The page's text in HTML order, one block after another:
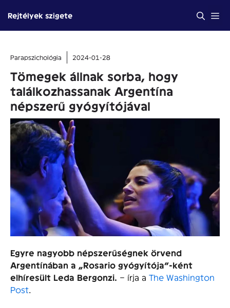
tartalomba
Rejtélyek szigete
Parapszichológia 2024-01-28
Tömegek állnak sorba, hogy
találkozhassanak Argentína
népszerű gyógyítójával
Egyre nagyobb népszerűségnek örvend
Argentínában a „Rosario gyógyítója”-ként
elhíresült Leda Bergonzi. – írja a The Washington
Post